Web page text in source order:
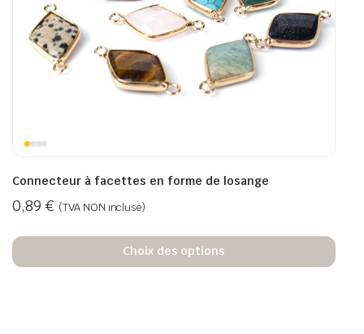
Connecteur à facettes en forme de losange
0,89 € (TVA NON incluse)
Choix des options